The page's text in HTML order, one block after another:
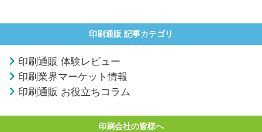
印刷通販 記事カテゴリ
印刷通販 体験レビュー
印刷業界マーケット情報
印刷通販 お役立ちコラム
印刷会社の皆様へ